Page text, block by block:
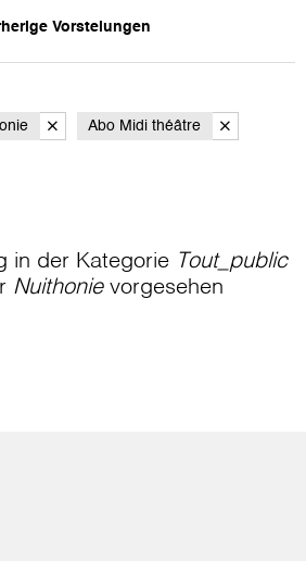
Vorstelungen
Abo Midi théâtre
in der Kategorie Tout_public
Nuithonievorgesehen